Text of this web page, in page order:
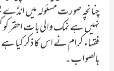
چنانچہ صورت مسئولہ میں
نہیں ہے نمک والی بات احقر
بالصواب۔